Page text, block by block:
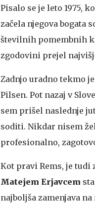
Pisalo se je leto 1975,
začela njegova bogata
številnih pomembnih
zgodovini prejel
Zadnjo uradno tekmo
Pilsen. Pot nazaj v
sem prišel naslednje
soditi. Nikdar nisem
profesionalno,
Kot pravi Rems, je tudi
Matejem Erjavcem
najboljša zamenjava